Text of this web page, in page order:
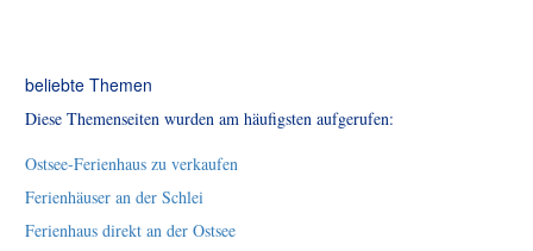
beliebte Themen
Diese Themenseiten wurden am häufigsten aufgerufen:
Ostsee-Ferienhaus zu verkaufen
Ferienhäuser an der Schlei
Ferienhaus direkt an der Ostsee